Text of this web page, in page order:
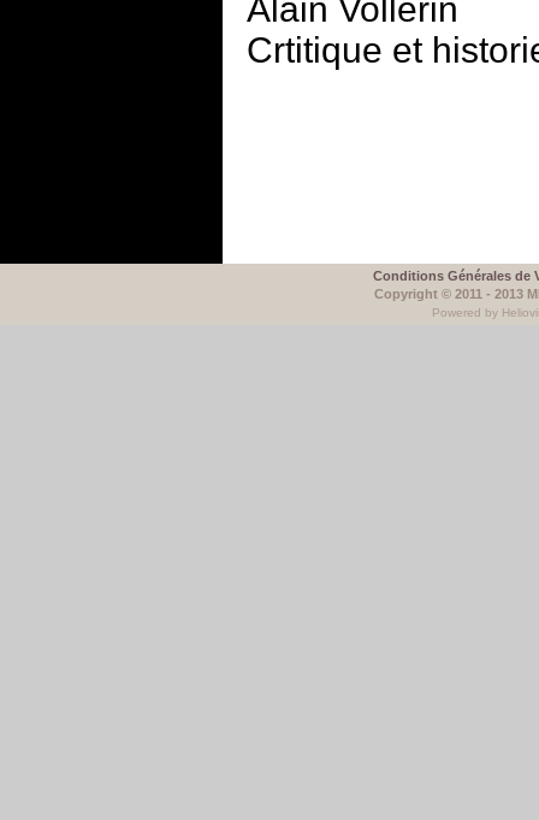
Alain Vollerin
Crtitique et
Conditions Générales de
Copyright © 2011 - 2013
Powered by